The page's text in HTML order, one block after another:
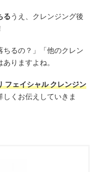
るうえ、クレンジング後
ちるの？」「他のクレン
りますよね。
フェイシャル クレンジン
しくお伝えしていきま